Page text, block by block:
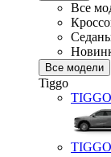
Все
Все модели
Tiggo
TIGGO
TIGGO